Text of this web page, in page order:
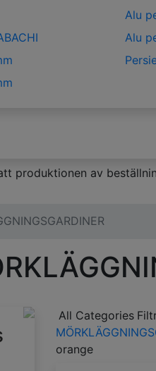
Alu
Alu
produktionen av
All Categories
orange